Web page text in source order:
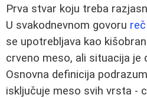
Prva stvar koju treba
U svakodnevnom govoru
se upotrebljava kao
crveno meso, ali situacija je
Osnovna definicija
isključuje meso svih vrsta -